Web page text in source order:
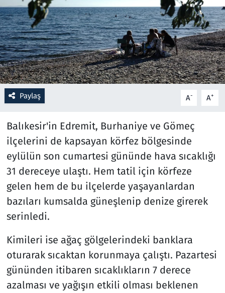
Paylaş A- A+
Balıkesir'in Edremit, Burhaniye ve Gömeç
ilçelerini de kapsayan körfez bölgesinde
eylülün son cumartesi gününde hava sıcaklığı
31 dereceye ulaştı. Hem tatil için körfeze
gelen hem de bu ilçelerde yaşayanlardan
bazıları kumsalda güneşlenip denize girerek
serinledi.
Kimileri ise ağaç gölgelerindeki banklara
oturarak sıcaktan korunmaya çalıştı. Pazartesi
gününden itibaren sıcaklıkların 7 derece
azalması ve yağışın etkili olması beklenen
Rüya Tabirleri
Sağlık
Savunma Sanayi
Seçim 2023
Spor
Teknoloji ve Bilim
Televizyon